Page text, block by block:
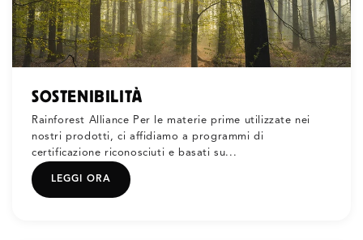
SOSTENIBILITÀ
Rainforest Alliance Per le materie prime utilizzate nei
nostri prodotti, ci affidiamo a programmi di
certificazione riconosciuti e basati su...
LEGGI ORA